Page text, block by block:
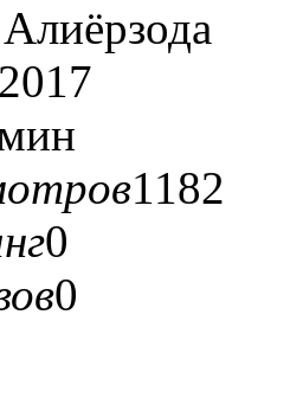
1182
0
0